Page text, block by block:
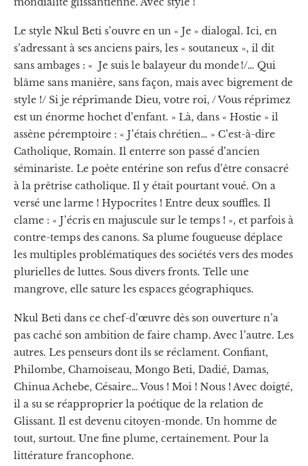
Le style Nkul Beti s’ouvre en un « Je » dialogal. Ici, en
s’adressant à ses anciens pairs, les « soutaneux », il dit
sans ambages : « Je suis le balayeur du monde !/… Qui
blâme sans manière, sans façon, mais avec bigrement de
style !/ Si je réprimande Dieu, votre roi, / Vous réprimez
est un énorme hochet d’enfant. » Là, dans « Hostie » il
assène péremptoire : « J’étais chrétien… » C’est-à-dire
Catholique, Romain. Il enterre son passé d’ancien
séminariste. Le poète entérine son refus d’être consacré
à la prêtrise catholique. Il y était pourtant voué. On a
versé une larme ! Hypocrites ! Entre deux souffles. Il
clame : « J’écris en majuscule sur le temps ! », et parfois à
contre-temps des canons. Sa plume fougueuse déplace
les multiples problématiques des sociétés vers des modes
plurielles de luttes. Sous divers fronts. Telle une
mangrove, elle sature les espaces géographiques.
Nkul Beti dans ce chef-d’œuvre dès son ouverture n’a
pas caché son ambition de faire champ. Avec l’autre. Les
autres. Les penseurs dont ils se réclament. Confiant,
Philombe, Chamoiseau, Mongo Beti, Dadié, Damas,
Chinua Achebe, Césaire… Vous ! Moi ! Nous ! Avec doigté,
il a su se réapproprier la poétique de la relation de
Glissant. Il est devenu citoyen-monde. Un homme de
tout, surtout. Une fine plume, certainement. Pour la
littérature francophone.